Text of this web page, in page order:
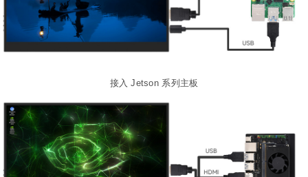
接入 Jetson 系列主板